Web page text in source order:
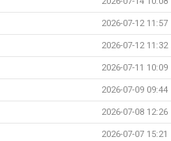
2026-07-12 11:57
2026-07-12 11:32
2026-07-11 10:09
2026-07-09 09:44
2026-07-08 12:26
2026-07-07 15:21